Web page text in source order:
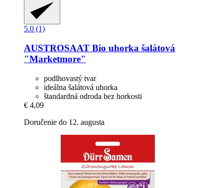
5.0 (1)
AUSTROSAAT Bio uhorka šalátová
"Marketmore"
podlhovastý tvar
ideálna šalátová uhorka
štandardná odroda bez horkosti
€ 4,09
Doručenie do 12. augusta